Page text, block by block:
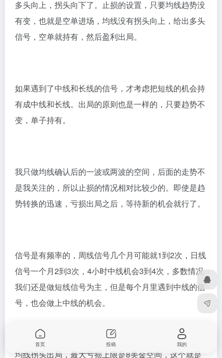
多头向上，拐头向下了。止损的设置，只要均线趋势没
有变，也就是空单进场，均线没有拐头向上，给出多头
信号，空单就持有，然后盈利出局。
如果遇到了中线和长线的信号，才考虑把短线的机会持
有成中线和长线。出局的原则也是一样的，只要趋势不
变，单子持有。
我只做均线确认后的一波或两波的空间，后面的走势不
是我关注的，所以止损的情况相对比较少的。即使是趋
势转换的迅速，亏损出局之后，等待新的机会就行了。
信号是有频率的，周线信号几个月可能就1到2次，日线
信号一个月2到3次，4小时中线机会3到4次，多数情况
我们还是做短线信号为主，但是每个月里遇到中线的信
号，也会做上中线的机会。
均线拐头出局，最大亏损上限是8美金空间，这个就是
首页 投稿 我的